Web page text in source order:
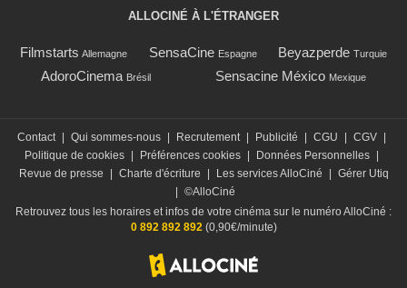
ALLOCINÉ À L'ÉTRANGER
Filmstarts Allemagne SensaCine Espagne Beyazperde Turquie
AdoroCinema Brésil Sensacine México Mexique
Contact Qui sommes-nous Recrutement Publicité CGU CGV
Politique de cookies
Préférences cookies Données Personnelles
Revue de presse
Charte d'écriture Les services AlloCiné
Gérer Utiq
©AlloCiné
Retrouvez tous les horaires et infos de votre cinéma sur le numéro AlloCiné :
0 892 892 892(0,90€/minute)